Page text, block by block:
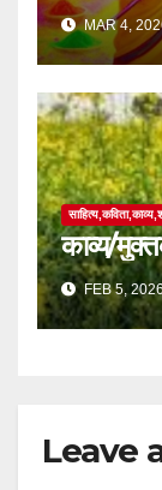
MAR 4,
काव्य/
FEB 5,
Leave